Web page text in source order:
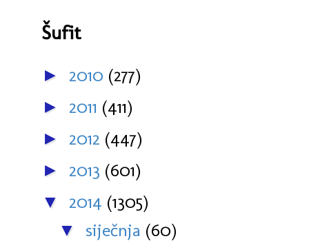
Šufit
► 2010 (277)
► 2011 (411)
► 2012 (447)
► 2013 (601)
▼ 2014 (1305)
▼ siječnja (60)